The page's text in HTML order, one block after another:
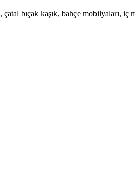
bıçak kaşık, bahçe mobilyaları,